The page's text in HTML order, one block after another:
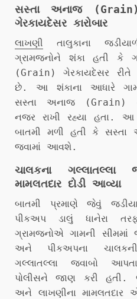
સસ્તા અનાજ (Grain)
ગેરકાયદેસર કારોબાર
લાખણી તાલુકાના
ગ્રામજનોને શંકા હતી કે
(Grain) ગેરકાયદેસર રીતે
છે. આ શંકાના આધારે
સસ્તા અનાજ (Grain)
નજર રાખી રહ્યા હતા. આ
બાતમી મળી હતી કે સસ્તા
જવામાં આવશે.
ચાલકના
મામલતદાર દોડી આવ્યા
બાતમી પ્રમાણે જેવું
પીકઅપ ડાલું ધાનેરા
ગ્રામજનોએ ગામની
અને પીકઅપના
ગલ્લાતલ્લા જવાબો
પોલીસને જાણ કરી હતી.
અને લાખણીના મામલતદાર